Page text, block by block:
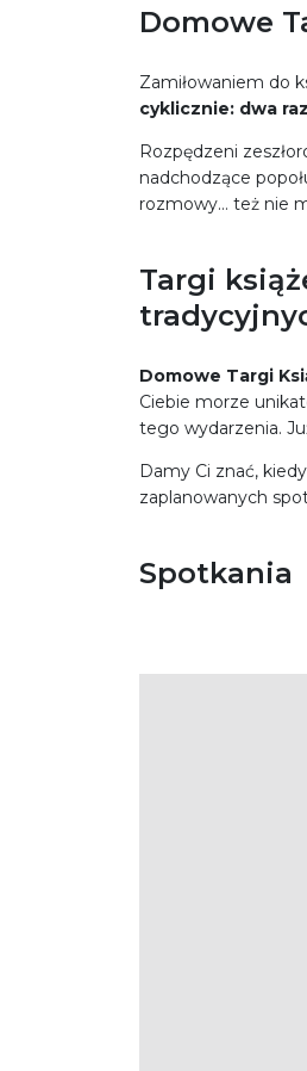
Domowe
Zamiłowaniem do
cyklicznie: dwa
Rozpędzeni
nadchodzące
rozmowy… też nie
Targi
Domowe Targi
Ciebie morze
tego wydarzenia.
Damy Ci znać,
zaplanowanych
Spotkania